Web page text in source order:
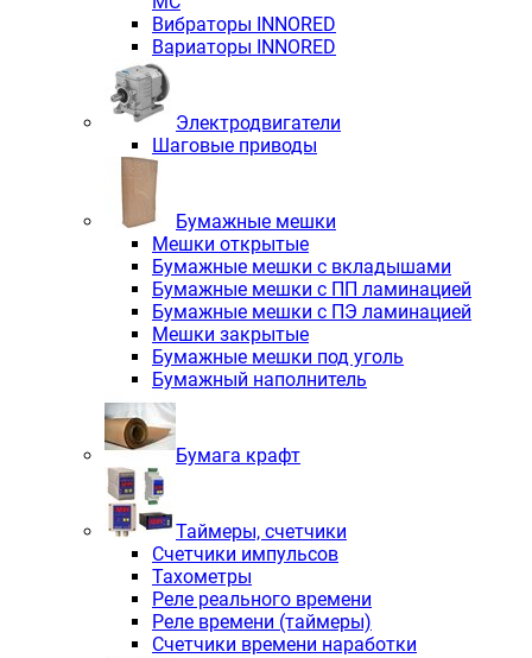
Вибраторы INNORED
Вариаторы INNORED
Электродвигатели
Шаговые приводы
Бумажные мешки
Мешки открытые
Бумажные мешки с вкладышами
Бумажные мешки с ПП ламинацией
Бумажные мешки с ПЭ ламинацией
Мешки закрытые
Бумажные мешки под уголь
Бумажный наполнитель
Бумага крафт
Таймеры, счетчики
Счетчики импульсов
Тахометры
Реле реального времени
Реле времени (таймеры)
Счетчики времени наработки